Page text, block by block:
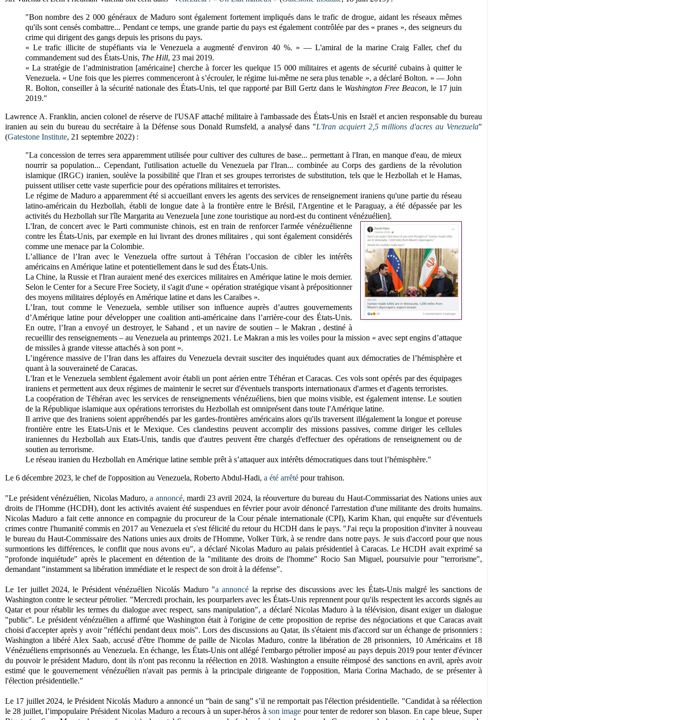
"Bon nombre des 2 000 généraux de Maduro sont également fortement impliqués dans le trafic de drogue, aidant les réseaux mêmes
qu'ils sont censés combattre... Pendant ce temps, une grande partie du pays est également contrôlée par des « pranes », des seigneurs du
crime qui dirigent des gangs depuis les prisons du pays.
« Le trafic illicite de stupéfiants via le Venezuela a augmenté d'environ 40 %. » — L'amiral de la marine Craig Faller, chef du
commandement sud des États-Unis, The Hill, 23 mai 2019.
« La stratégie de l’administration [américaine] cherche à forcer les quelque 15 000 militaires et agents de sécurité cubains à quitter le
Venezuela. « Une fois que les pierres commenceront à s’écrouler, le régime lui-même ne sera plus tenable », a déclaré Bolton. » — John
R. Bolton, conseiller à la sécurité nationale des États-Unis, tel que rapporté par Bill Gertz dans le Washington Free Beacon, le 17 juin
2019."
Lawrence A. Franklin, ancien colonel de réserve de l'USAF attaché militaire à l'ambassade des États-Unis en Israël et ancien responsable du bureau
iranien au sein du bureau du secrétaire à la Défense sous Donald Rumsfeld, a analysé dans "L'Iran acquiert 2,5 millions d'acres au Venezuela"
(Gatestone Institute, 21 septembre 2022) :
"La concession de terres sera apparemment utilisée pour cultiver des cultures de base... permettant à l'Iran, en manque d'eau, de mieux
nourrir sa population... Cependant, l'utilisation actuelle du Venezuela par l'Iran... combinée au Corps des gardiens de la révolution
islamique (IRGC) iranien, soulève la possibilité que l'Iran et ses groupes terroristes de substitution, tels que le Hezbollah et le Hamas,
puissent utiliser cette vaste superficie pour des opérations militaires et terroristes.
Le régime de Maduro a apparemment été si accueillant envers les agents des services de renseignement iraniens qu'une partie du réseau
latino-américain du Hezbollah, établi de longue date à la frontière entre le Brésil, l'Argentine et le Paraguay, a été dépassée par les
activités du Hezbollah sur l'île Margarita au Venezuela [une zone touristique au nord-est du continent vénézuélien].
L'Iran, de concert avec le Parti communiste chinois, est en train de renforcer l'armée vénézuélienne
contre les États-Unis, par exemple en lui livrant des drones militaires , qui sont également considérés
comme une menace par la Colombie.
L’alliance de l’Iran avec le Venezuela offre surtout à Téhéran l’occasion de cibler les intérêts
américains en Amérique latine et potentiellement dans le sud des États-Unis.
La Chine, la Russie et l'Iran auraient mené des exercices militaires en Amérique latine le mois dernier.
Selon le Center for a Secure Free Society, il s'agit d'une « opération stratégique visant à prépositionner
des moyens militaires déployés en Amérique latine et dans les Caraïbes ».
L’Iran, tout comme le Venezuela, semble utiliser son influence auprès d’autres gouvernements
d’Amérique latine pour développer une coalition anti-américaine dans l’arrière-cour des États-Unis.
En outre, l’Iran a envoyé un destroyer, le Sahand , et un navire de soutien – le Makran , destiné à
recueillir des renseignements – au Venezuela au printemps 2021. Le Makran a mis les voiles pour la mission « avec sept engins d’attaque
de missiles à grande vitesse attachés à son pont ».
L’ingérence massive de l’Iran dans les affaires du Venezuela devrait susciter des inquiétudes quant aux démocraties de l’hémisphère et
quant à la souveraineté de Caracas.
L'Iran et le Venezuela semblent également avoir établi un pont aérien entre Téhéran et Caracas. Ces vols sont opérés par des équipages
iraniens et permettent aux deux régimes de maintenir le secret sur d'éventuels transports internationaux d'armes et d'agents terroristes.
La coopération de Téhéran avec les services de renseignements vénézuéliens, bien que moins visible, est également intense. Le soutien
de la République islamique aux opérations terroristes du Hezbollah est omniprésent dans toute l'Amérique latine.
Il arrive que des Iraniens soient appréhendés par les gardes-frontières américains alors qu'ils traversent illégalement la longue et poreuse
frontière entre les Etats-Unis et le Mexique. Ces clandestins peuvent accomplir des missions passives, comme diriger les cellules
iraniennes du Hezbollah aux Etats-Unis, tandis que d'autres peuvent être chargés d'effectuer des opérations de renseignement ou de
soutien au terrorisme.
Le réseau iranien du Hezbollah en Amérique latine semble prêt à s’attaquer aux intérêts démocratiques dans tout l’hémisphère."
Le 6 décembre 2023, le chef de l'opposition au Venezuela, Roberto Abdul-Hadi, a été arrêté pour trahison.
"Le président vénézuélien, Nicolas Maduro, a annoncé, mardi 23 avril 2024, la réouverture du bureau du Haut-Commissariat des Nations unies aux
droits de l'Homme (HCDH), dont les activités avaient été suspendues en février pour avoir dénoncé l'arrestation d'une militante des droits humains.
Nicolas Maduro a fait cette annonce en compagnie du procureur de la Cour pénale internationale (CPI), Karim Khan, qui enquête sur d'éventuels
crimes contre l'humanité commis en 2017 au Venezuela et s'est félicité du retour du HCDH dans le pays. "J'ai reçu la proposition d'inviter à nouveau
le bureau du Haut-Commissaire des Nations unies aux droits de l'Homme, Volker Türk, à se rendre dans notre pays. Je suis d'accord pour que nous
surmontions les différences, le conflit que nous avons eu", a déclaré Nicolas Maduro au palais présidentiel à Caracas. Le HCDH avait exprimé sa
"profonde inquiétude" après le placement en détention de la "militante des droits de l'homme" Rocio San Miguel, poursuivie pour "terrorisme",
demandant "instamment sa libération immédiate et le respect de son droit à la défense".
Le 1er juillet 2024, le Président vénézuélien Nicolás Maduro "a annoncé la reprise des discussions avec les États-Unis malgré les sanctions de
Washington contre le secteur pétrolier. "Mercredi prochain, les pourparlers avec les États-Unis reprennent pour qu'ils respectent les accords signés au
Qatar et pour rétablir les termes du dialogue avec respect, sans manipulation", a déclaré Nicolas Maduro à la télévision, disant exiger un dialogue
"public". Le président vénézuélien a affirmé que Washington était à l'origine de cette proposition de reprise des négociations et que Caracas avait
choisi d'accepter après y avoir "réfléchi pendant deux mois". Lors des discussions au Qatar, ils s'étaient mis d'accord sur un échange de prisonniers :
Washington a libéré Alex Saab, accusé d'être l'homme de paille de Nicolas Maduro, contre la libération de 28 prisonniers, 10 Américains et 18
Vénézuéliens emprisonnés au Venezuela. En échange, les États-Unis ont allégé l'embargo pétrolier imposé au pays depuis 2019 pour tenter d'évincer
du pouvoir le président Maduro, dont ils n'ont pas reconnu la réélection en 2018. Washington a ensuite réimposé des sanctions en avril, après avoir
estimé que le gouvernement vénézuélien n'avait pas permis à la principale dirigeante de l'opposition, Maria Corina Machado, de se présenter à
l'élection présidentielle."
Le 17 juillet 2024, le Président Nicolás Maduro a annoncé un “bain de sang” s’il ne remportait pas l'élection présidentielle. "Candidat à sa réélection
le 28 juillet, l’impopulaire Président Nicolas Maduro a recours à un super-héros à son image pour tenter de redorer son blason. En cape bleue, Super